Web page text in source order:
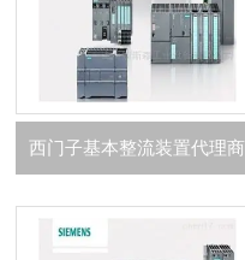
西门子基本整流装置代理商